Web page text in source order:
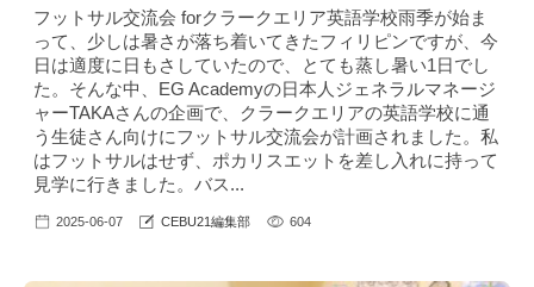
フットサル交流会 forクラークエリア英語学校雨季が始ま
って、少しは暑さが落ち着いてきたフィリピンですが、今
日は適度に日もさしていたので、とても蒸し暑い1日でし
た。そんな中、EG Academyの日本人ジェネラルマネージ
ャーTAKAさんの企画で、クラークエリアの英語学校に通
う生徒さん向けにフットサル交流会が計画されました。私
はフットサルはせず、ポカリスエットを差し入れに持って
見学に行きました。バス...
2025-06-07 CEBU21編集部 604